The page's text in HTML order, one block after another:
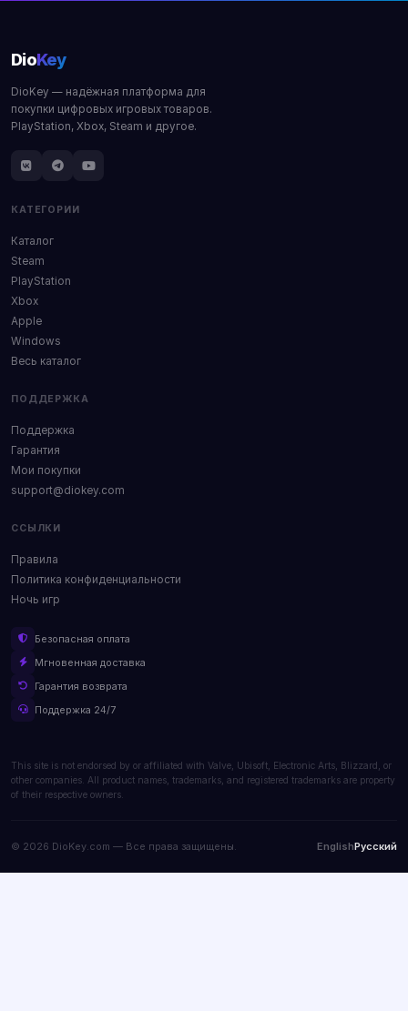
DioKey
DioKey — надёжная платформа для
покупки цифровых игровых товаров.
PlayStation, Xbox, Steam и другое.
КАТЕГОРИИ
Каталог
Steam
PlayStation
Xbox
Apple
Windows
Весь каталог
ПОДДЕРЖКА
Поддержка
Гарантия
Мои покупки
support@diokey.com
ССЫЛКИ
Правила
Политика конфиденциальности
Ночь игр
Безопасная оплата
Мгновенная доставка
Гарантия возврата
Поддержка 24/7
This site is not endorsed by or affiliated with Valve, Ubisoft, Electronic Arts, Blizzard, or
other companies. All product names, trademarks, and registered trademarks are property
of their respective owners.
© 2026 DioKey.com — Все права защищены. EnglishРусский